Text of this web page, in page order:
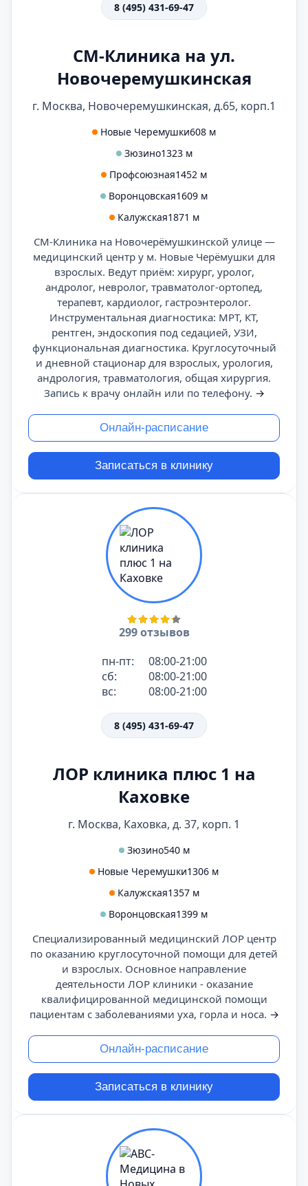
8 (495) 431-69-47
СМ-Клиника на ул.
Новочеремушкинская
г. Москва, Новочеремушкинская, д.65, корп.1
Новые Черемушки608 м
Зюзино1323 м
Профсоюзная1452 м
Воронцовская1609 м
Калужская1871 м
СМ-Клиника на Новочерёмушкинской улице —
медицинский центр у м. Новые Черёмушки для
взрослых. Ведут приём: хирург, уролог,
андролог, невролог, травматолог-ортопед,
терапевт, кардиолог, гастроэнтеролог.
Инструментальная диагностика: МРТ, КТ,
рентген, эндоскопия под седацией, УЗИ,
функциональная диагностика. Круглосуточный
и дневной стационар для взрослых, урология,
андрология, травматология, общая хирургия.
Запись к врачу онлайн или по телефону. →
Онлайн-расписание
Записаться в клинику
299 отзывов
пн-пт:
08:00-21:00
сб:
08:00-21:00
вс:
08:00-21:00
8 (495) 431-69-47
ЛОР клиника плюс 1 на
Каховке
г. Москва, Каховка, д. 37, корп. 1
Зюзино540 м
Новые Черемушки1306 м
Калужская1357 м
Воронцовская1399 м
Специализированный медицинский ЛОР центр
по оказанию круглосуточной помощи для детей
и взрослых. Основное направление
деятельности ЛОР клиники - оказание
квалифицированной медицинской помощи
пациентам с заболеваниями уха, горла и носа. →
Онлайн-расписание
Записаться в клинику